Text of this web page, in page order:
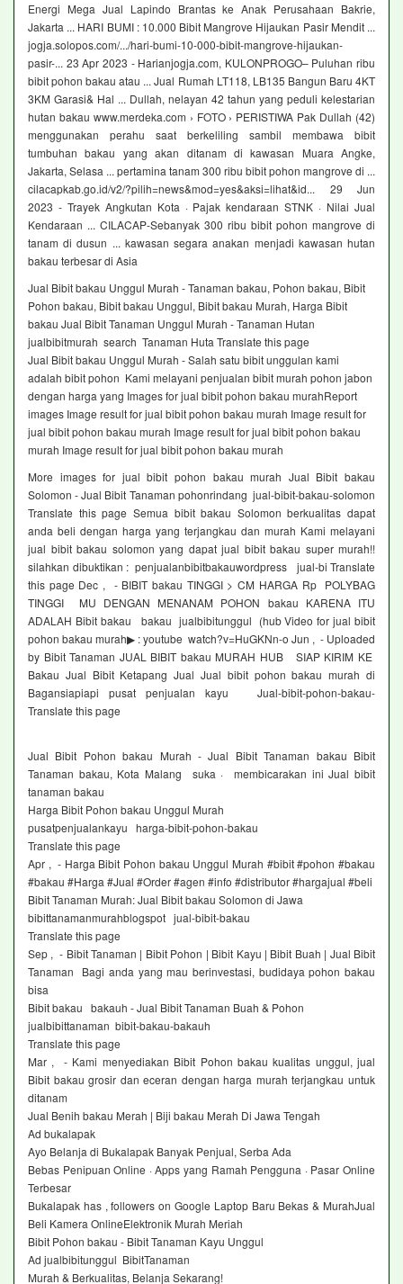
Energi Mega Jual Lapindo Brantas ke Anak Perusahaan Bakrie,
Jakarta ... HARI BUMI : 10.000 Bibit Mangrove Hijaukan Pasir Mendit ...
jogja.solopos.com/.../hari-bumi-10-000-bibit-mangrove-hijaukan-
pasir-... 23 Apr 2023 - Harianjogja.com, KULONPROGO– Puluhan ribu
bibit pohon bakau atau ... Jual Rumah LT118, LB135 Bangun Baru 4KT
3KM Garasi& Hal ... Dullah, nelayan 42 tahun yang peduli kelestarian
hutan bakau www.merdeka.com › FOTO › PERISTIWA Pak Dullah (42)
menggunakan perahu saat berkeliling sambil membawa bibit
tumbuhan bakau yang akan ditanam di kawasan Muara Angke,
Jakarta, Selasa ... pertamina tanam 300 ribu bibit pohon mangrove di ...
cilacapkab.go.id/v2/?pilih=news&mod=yes&aksi=lihat&id... 29 Jun
2023 - Trayek Angkutan Kota · Pajak kendaraan STNK · Nilai Jual
Kendaraan ... CILACAP-Sebanyak 300 ribu bibit pohon mangrove di
tanam di dusun ... kawasan segara anakan menjadi kawasan hutan
bakau terbesar di Asia
Jual Bibit bakau Unggul Murah - Tanaman bakau, Pohon bakau, Bibit
Pohon bakau, Bibit bakau Unggul, Bibit bakau Murah, Harga Bibit
bakau Jual Bibit Tanaman Unggul Murah - Tanaman Hutan
jualbibitmurah search Tanaman Huta Translate this page
Jual Bibit bakau Unggul Murah - Salah satu bibit unggulan kami
adalah bibit pohon Kami melayani penjualan bibit murah pohon jabon
dengan harga yang Images for jual bibit pohon bakau murahReport
images Image result for jual bibit pohon bakau murah Image result for
jual bibit pohon bakau murah Image result for jual bibit pohon bakau
murah Image result for jual bibit pohon bakau murah
More images for jual bibit pohon bakau murah Jual Bibit bakau
Solomon - Jual Bibit Tanaman pohonrindang jual-bibit-bakau-solomon
Translate this page Semua bibit bakau Solomon berkualitas dapat
anda beli dengan harga yang terjangkau dan murah Kami melayani
jual bibit bakau solomon yang dapat jual bibit bakau super murah!!
silahkan dibuktikan : penjualanbibitbakauwordpress jual-bi Translate
this page Dec , - BIBIT bakau TINGGI > CM HARGA Rp POLYBAG
TINGGI MU DENGAN MENANAM POHON bakau KARENA ITU
ADALAH Bibit bakau bakau jualbibitunggul (hub Video for jual bibit
pohon bakau murah▶ : youtube watch?v=HuGKNn-o Jun , - Uploaded
by Bibit Tanaman JUAL BIBIT bakau MURAH HUB SIAP KIRIM KE
Bakau Jual Bibit Ketapang Jual Jual bibit pohon bakau murah di
Bagansiapiapi pusat penjualan kayu Jual-bibit-pohon-bakau-
Translate this page
Jual Bibit Pohon bakau Murah - Jual Bibit Tanaman bakau Bibit
Tanaman bakau, Kota Malang suka · membicarakan ini Jual bibit
tanaman bakau
Harga Bibit Pohon bakau Unggul Murah
pusatpenjualankayu harga-bibit-pohon-bakau
Translate this page
Apr , - Harga Bibit Pohon bakau Unggul Murah #bibit #pohon #bakau
#bakau #Harga #Jual #Order #agen #info #distributor #hargajual #beli
Bibit Tanaman Murah: Jual Bibit bakau Solomon di Jawa
bibittanamanmurahblogspot jual-bibit-bakau
Translate this page
Sep , - Bibit Tanaman | Bibit Pohon | Bibit Kayu | Bibit Buah | Jual Bibit
Tanaman Bagi anda yang mau berinvestasi, budidaya pohon bakau
bisa
Bibit bakau bakauh - Jual Bibit Tanaman Buah & Pohon
jualbibittanaman bibit-bakau-bakauh
Translate this page
Mar , - Kami menyediakan Bibit Pohon bakau kualitas unggul, jual
Bibit bakau grosir dan eceran dengan harga murah terjangkau untuk
ditanam
Jual Benih bakau Merah | Biji bakau Merah Di Jawa Tengah‎
Ad bukalapak ‎
Ayo Belanja di Bukalapak Banyak Penjual, Serba Ada
Bebas Penipuan Online · Apps yang Ramah Pengguna · Pasar Online
Terbesar
Bukalapak has , followers on Google Laptop Baru Bekas & MurahJual
Beli Kamera OnlineElektronik Murah Meriah
Bibit Pohon bakau - Bibit Tanaman Kayu Unggul‎
Ad jualbibitunggul BibitTanaman‎
Murah & Berkualitas, Belanja Sekarang!